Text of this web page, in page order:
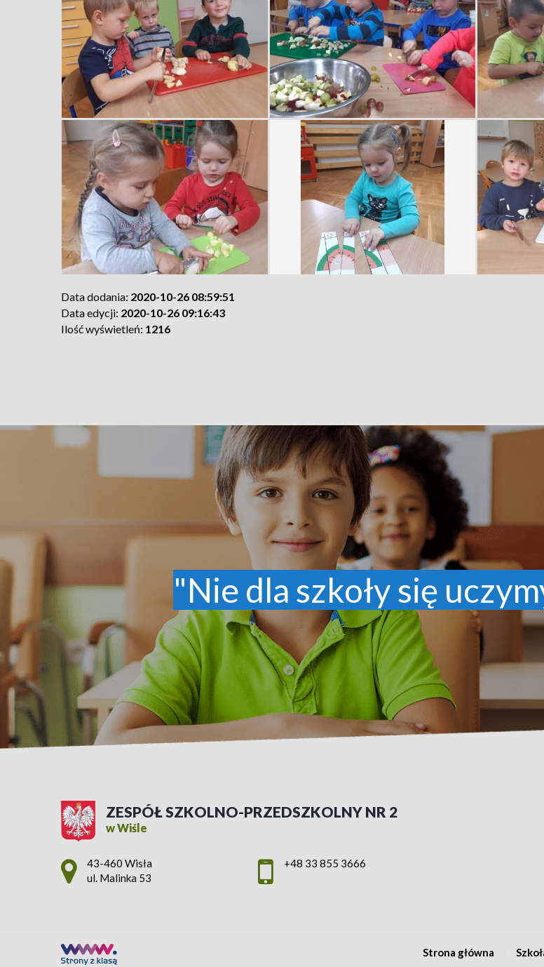
Data dodania: 2020-10-26 08:59:51
Data edycji: 2020-10-26 09:16:43
Ilość wyświetleń: 1216
"Nie dla szkoły się
ZESPÓŁ SZKOLNO-PRZEDSZKOLNY NR 2
w Wiśle
Adres pocztowy:
43-460 Wisła
ul. Malinka 53
+48 33 855 3666
Strona główna